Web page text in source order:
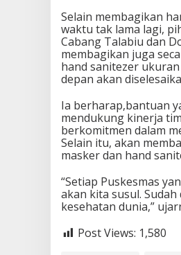
d
o
s
i
a
Selain membagikan
waktu tak lama lagi,
Cabang Talabiu dan
membagikan juga
hand sanitezer
depan akan
Ia berharap,bantuan
mendukung kinerja
berkomitmen dalam
Selain itu, akan
masker dan hand
“Setiap Puskesmas
akan kita susul.
kesehatan dunia,”
Post Views: 1,580